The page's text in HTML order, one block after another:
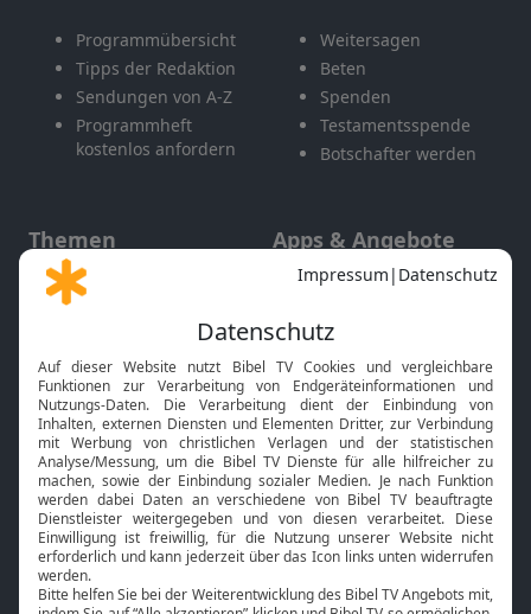
Programmübersicht
Tipps der Redaktion
Sendungen von A-Z
Programmheft
kostenlos anfordern
Weitersagen
Beten
Spenden
Testamentsspende
Botschafter werden
Themen
Gott und Bibel erklärt
Neuigkeiten
Apps & Angebote
Mobile App
Smart TV
HbbTV
Bibelthek Online-Bibel
Nächster Gottesdienst
Bibel TV
Über uns
Service
Kontakt